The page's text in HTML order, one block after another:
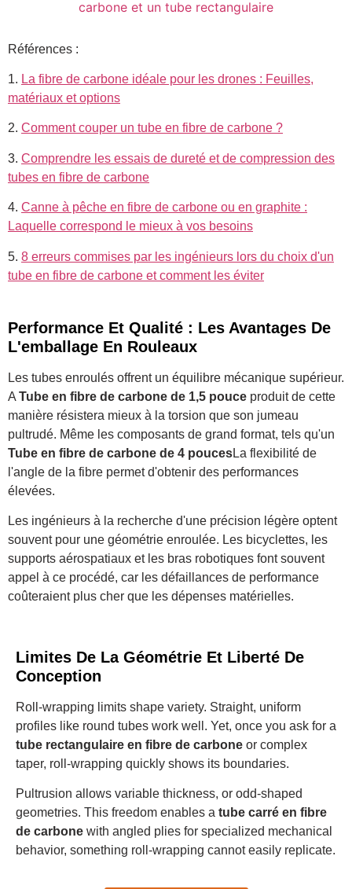
Références :
1. La fibre de carbone idéale pour les drones : Feuilles,
matériaux et options
2. Comment couper un tube en fibre de carbone ?
3. Comprendre les essais de dureté et de compression des
tubes en fibre de carbone
4. Canne à pêche en fibre de carbone ou en graphite :
Laquelle correspond le mieux à vos besoins
5. 8 erreurs commises par les ingénieurs lors du choix d'un
tube en fibre de carbone et comment les éviter
Performance Et Qualité : Les Avantages De
L'emballage En Rouleaux
Les tubes enroulés offrent un équilibre mécanique supérieur.
A Tube en fibre de carbone de 1,5 pouce produit de cette
manière résistera mieux à la torsion que son jumeau
pultrudé. Même les composants de grand format, tels qu'un
Tube en fibre de carbone de 4 poucesLa flexibilité de
l'angle de la fibre permet d'obtenir des performances
élevées.
Les ingénieurs à la recherche d'une précision légère optent
souvent pour une géométrie enroulée. Les bicyclettes, les
supports aérospatiaux et les bras robotiques font souvent
appel à ce procédé, car les défaillances de performance
coûteraient plus cher que les dépenses matérielles.
Limites De La Géométrie Et Liberté De
Conception
Roll-wrapping limits shape variety. Straight, uniform
profiles like round tubes work well. Yet, once you ask for a
tube rectangulaire en fibre de carbone or complex
taper, roll-wrapping quickly shows its boundaries.
Pultrusion allows variable thickness, or odd-shaped
geometries. This freedom enables a tube carré en fibre
de carbone with angled plies for specialized mechanical
behavior, something roll-wrapping cannot easily replicate.